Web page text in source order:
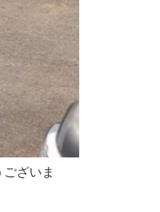
ざいま